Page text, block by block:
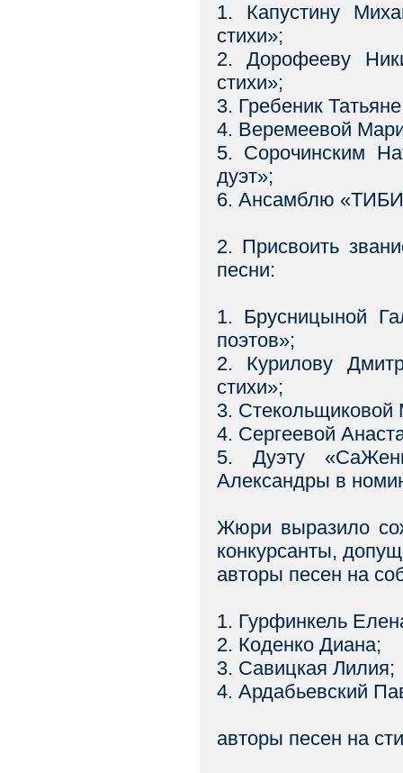
1. Капустину
стихи»;
2. Дорофееву
стихи»;
3. Гребеник
4. Веремеевой
5. Сорочинским
дуэт»;
6. Ансамблю
2. Присвоить
песни:
1. Брусницыной
поэтов»;
2. Курилову
стихи»;
3.
4. Сергеевой
5. Дуэту
Александры в
Жюри выразило
конкурсанты,
авторы песен на
1. Гурфинкель
2. Коденко Диана;
3. Савицкая Лилия;
4. Ардабьевский
авторы песен на